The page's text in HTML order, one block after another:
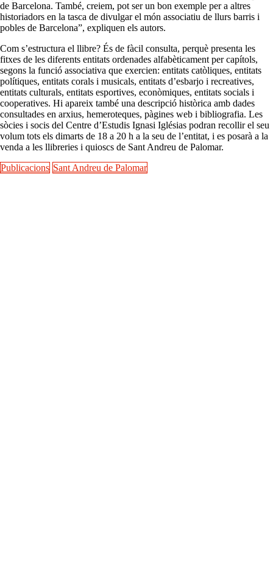
de Barcelona. També, creiem, pot ser un bon exemple per a altres
historiadors en la tasca de divulgar el món associatiu de llurs barris i
pobles de Barcelona”, expliquen els autors.
Com s’estructura el llibre? És de fàcil consulta, perquè presenta les
fitxes de les diferents entitats ordenades alfabèticament per capítols,
segons la funció associativa que exercien: entitats catòliques, entitats
polítiques, entitats corals i musicals, entitats d’esbarjo i recreatives,
entitats culturals, entitats esportives, econòmiques, entitats socials i
cooperatives. Hi apareix també una descripció històrica amb dades
consultades en arxius, hemeroteques, pàgines web i bibliografia. Les
sòcies i socis del Centre d’Estudis Ignasi Iglésias podran recollir el seu
volum tots els dimarts de 18 a 20 h a la seu de l’entitat, i es posarà a la
venda a les llibreries i quioscs de Sant Andreu de Palomar.
Publicacions Sant Andreu de Palomar